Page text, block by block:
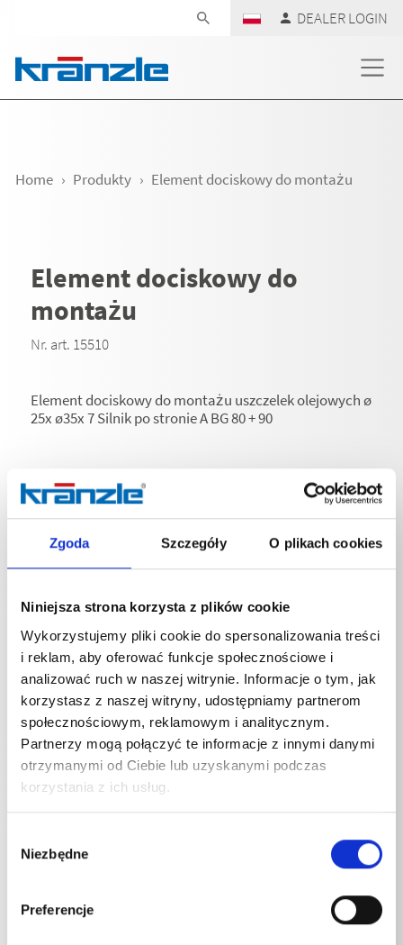
Zgoda Szczegóły O plikach cookies
Niniejsza strona korzysta z plików cookie
Wykorzystujemy pliki cookie do spersonalizowania treści
i reklam, aby oferować funkcje społecznościowe i
analizować ruch w naszej witrynie. Informacje o tym, jak
korzystasz z naszej witryny, udostępniamy partnerom
społecznościowym, reklamowym i analitycznym.
Partnerzy mogą połączyć te informacje z innymi danymi
otrzymanymi od Ciebie lub uzyskanymi podczas
korzystania z ich usług.
zgody
Niezbędne
Preferencje
DEALER LOGIN
Home Produkty Element dociskowy do montażu
Element dociskowy do
montażu
Nr. art. 15510
Element dociskowy do montażu uszczelek olejowych ø
25x ø35x 7 Silnik po stronie A BG 80 + 90
Specyfikacje techniczne
SPECYFIKACJE TECHNICZNE
Masa
Element dociskowy do montażu
0,114kg